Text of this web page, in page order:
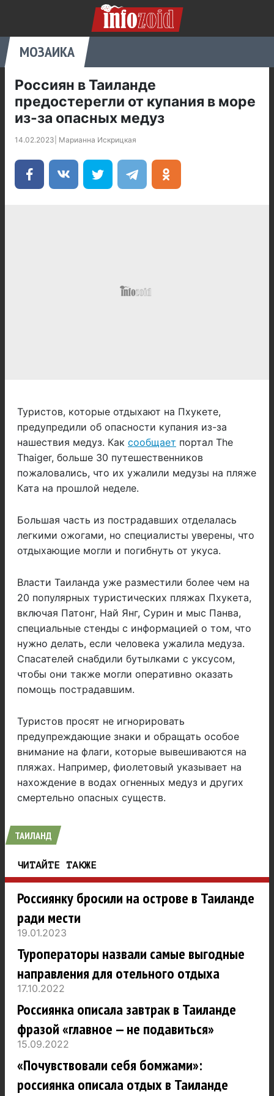
МОЗАИКА
Россиян в Таиланде
предостерегли от купания в море
из-за опасных медуз
14.02.2023 Марианна Искрицкая
Туристов, которые отдыхают на Пхукете,
предупредили об опасности купания из-за
нашествия медуз. Как сообщает портал The
Thaiger, больше 30 путешественников
пожаловались, что их ужалили медузы на пляже
Ката на прошлой неделе.
Большая часть из пострадавших отделалась
легкими ожогами, но специалисты уверены, что
отдыхающие могли и погибнуть от укуса.
Власти Таиланда уже разместили более чем на
20 популярных туристических пляжах Пхукета,
включая Патонг, Най Янг, Сурин и мыс Панва,
специальные стенды с информацией о том, что
нужно делать, если человека ужалила медуза.
Спасателей снабдили бутылками с уксусом,
чтобы они также могли оперативно оказать
помощь пострадавшим.
Туристов просят не игнорировать
предупреждающие знаки и обращать особое
внимание на флаги, которые вывешиваются на
пляжах. Например, фиолетовый указывает на
нахождение в водах огненных медуз и других
смертельно опасных существ.
ТАИЛАНД
ЧИТАЙТЕ ТАКЖЕ
Россиянку бросили на острове в Таиланде
ради мести
19.01.2023
Туроператоры назвали самые выгодные
направления для отельного отдыха
17.10.2022
Россиянка описала завтрак в Таиланде
фразой «главное — не подавиться»
15.09.2022
«Почувствовали себя бомжами»:
россиянка описала отдых в Таиланде